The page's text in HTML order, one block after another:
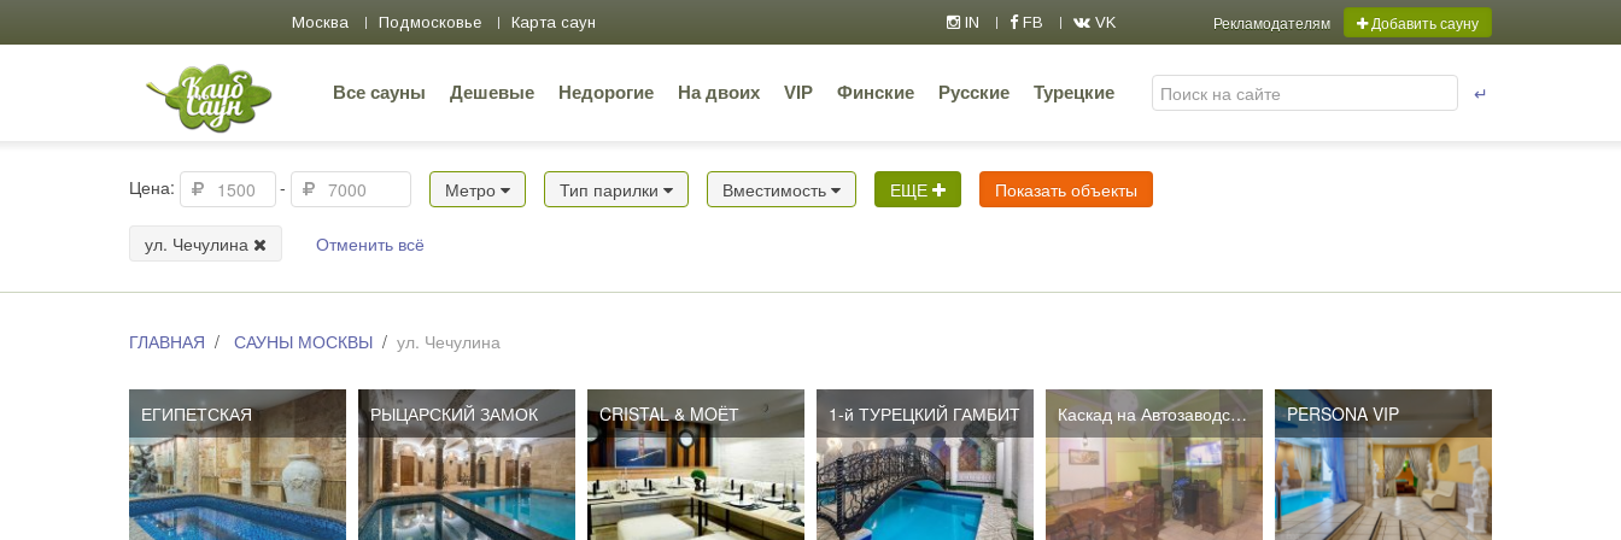
Москва Подмосковье Карта саун IN FB VK Добавить сауну
Рекламодателям
Все сауны Дешевые Недорогие На двоих VIP Финские Русские Турецкие ↵
Цена: - Метро Тип парилки Вместимость ЕЩЕ Показать объекты
ул. Чечулина Отменить всё
ГЛАВНАЯ САУНЫ МОСКВЫ ул. Чечулина
ЕГИПЕТСКАЯ РЫЦАРСКИЙ ЗАМОК CRISTAL & MOЁТ 1-й ТУРЕЦКИЙ ГАМБИТ Каскад на Автозаводской PERSONA VIP